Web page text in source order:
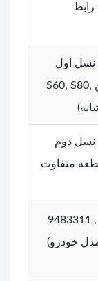
رابط
مناسب برای ولوو XC90 نسل اول
(۲۰۰۳ تا ۲۰۱۴) – همچنین S60, S80,
مناسب برای ولوو XC90 نسل دوم
قطعه متفاوت
30612856 , 30716837 , 9483311
خودرو)